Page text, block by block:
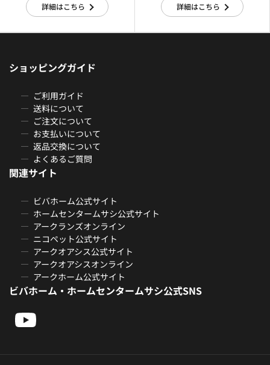
詳細はこちら 詳細はこちら
ショッピングガイド
ご利用ガイド
送料について
ご注文について
お支払いについて
返品交換について
よくあるご質問
関連サイト
ビバホーム公式サイト
ホームセンタームサシ公式サイト
アークランズオンライン
ニコペット公式サイト
アークオアシス公式サイト
アークオアシスオンライン
アークホーム公式サイト
ビバホーム・ホームセンタームサシ公式SNS